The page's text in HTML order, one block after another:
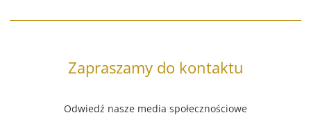
Zapraszamy do kontaktu
Odwiedź nasze media społecznościowe